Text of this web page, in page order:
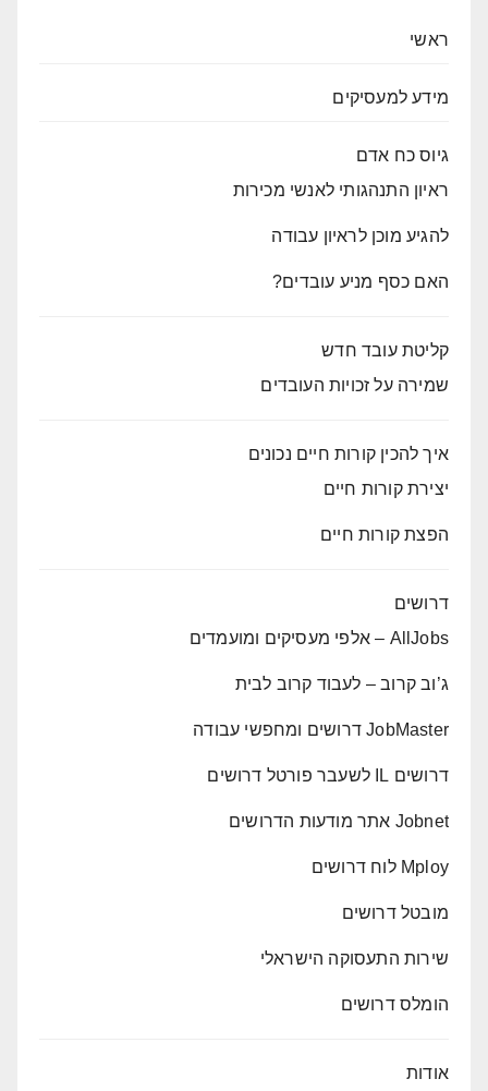
ראשי
מידע למעסיקים
גיוס כח אדם
ראיון התנהגותי לאנשי מכירות
להגיע מוכן לראיון עבודה
האם כסף מניע עובדים?
קליטת עובד חדש
שמירה על זכויות העובדים
איך להכין קורות חיים נכונים
יצירת קורות חיים
הפצת קורות חיים
דרושים
AllJobs – אלפי מעסיקים ומועמדים
ג’וב קרוב – לעבוד קרוב לבית
JobMaster דרושים ומחפשי עבודה
דרושים IL לשעבר פורטל דרושים
Jobnet אתר מודעות הדרושים
Mploy לוח דרושים
מובטל דרושים
שירות התעסוקה הישראלי
הומלס דרושים
אודות